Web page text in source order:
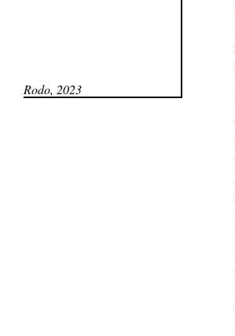
Rodo, 2023